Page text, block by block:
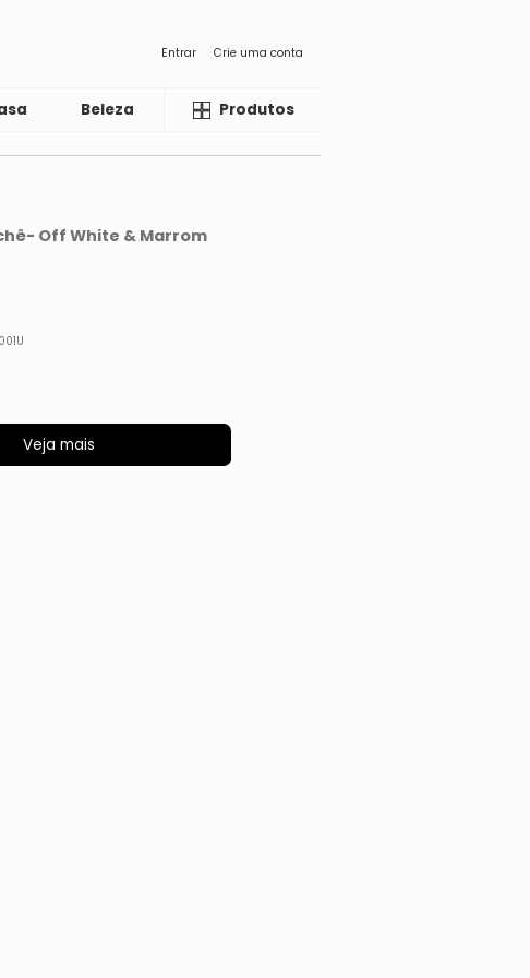
Entrar Crie uma conta
Beleza LiquidaProdutos
Off White & Marrom
Veja mais